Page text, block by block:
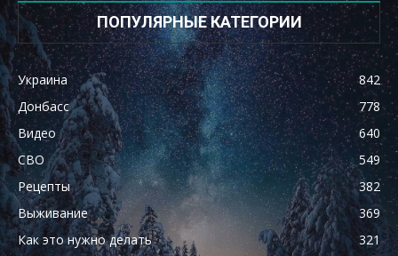
ПОПУЛЯРНЫЕ КАТЕГОРИИ
Украина
842
Донбасс
778
Видео
640
СВО
549
Рецепты
382
Выживание
369
Как это нужно делать
321